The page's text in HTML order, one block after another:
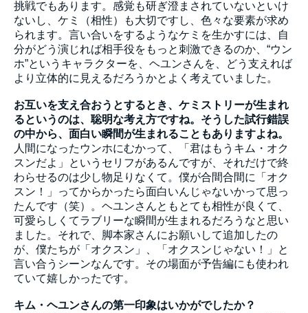
挑戦でもあります。感覚も研ぎ澄まされていないといけ
ないし、ケミ（相性）も大切ですし、色々な要素が求め
られます。言い合いをするようなケミを生かすには、自
分がどう演じれば相手役をもっと刺激できるのか、“ウン
ホ”というキャラクターを、ヘユンさんを、どう支えれば
より立体的に見えるだろうかとよく考えていました。
お互いを支え合おうとするとき、ケミストリーが生まれ
るというのは、聡明な考え方ですね。そうした試行錯誤
の中から、面白い瞬間が生まれることもありますよね。
人間になったウンホにむかって、「君はもうキム・オク
スンだよ」というセリフがあるんですが、それだけで終
わらせるのは少し物足りなくて。僕が合間合間に「オク
スン！」ってからかったら面白いんじゃないかって思っ
たんです（笑）。ヘユンさんともとても相性が良くて、
可愛らしくてラブリーな瞬間が生まれるだろうなと思い
ました。それで、脚本家さんにお願いして追加したの
が、僕たちが「オクスン」、「オクスンじゃない！」と
言い合うシーンなんです。その場面が予告編にも使われ
ていて嬉しかったです。
キム・ヘユンさんの第一印象はいかがでしたか？